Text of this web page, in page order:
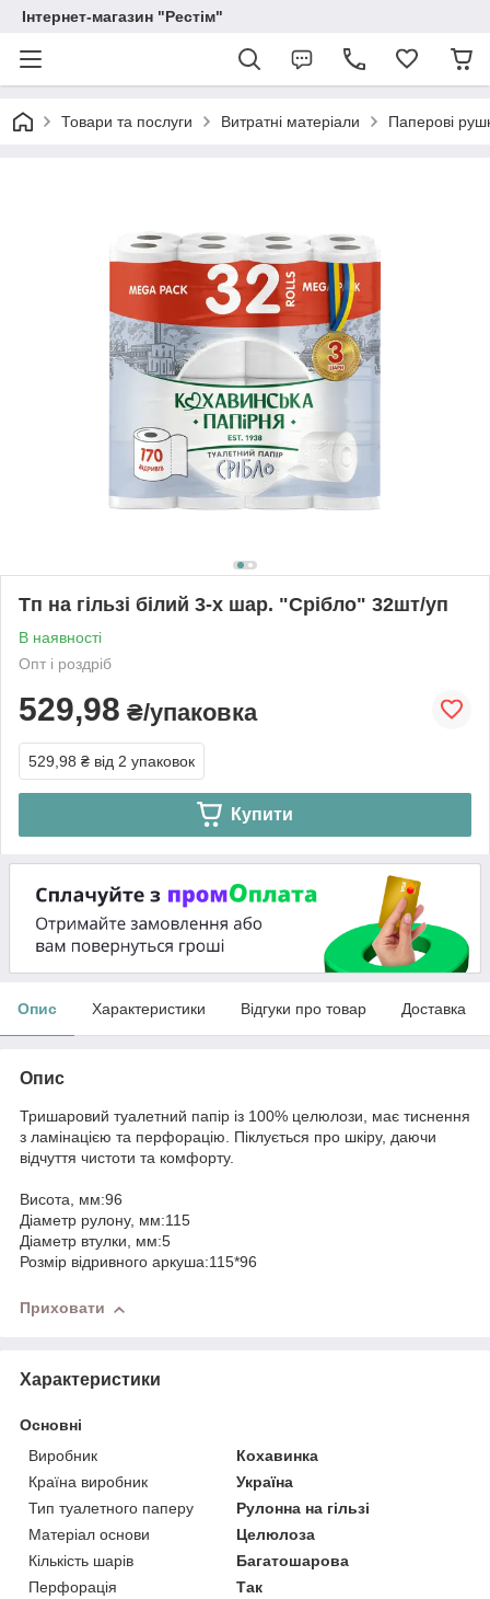
Інтернет-магазин "Рестім"
Товари та послуги Витратні матеріали Паперові
Тп на гільзі білий 3-х шар. "Срібло" 32шт/уп
В наявності
Опт і роздріб
529,98 ₴/упаковка
529,98 ₴ від 2 упаковок
Купити
Опис Характеристики Відгуки про товар Доставка
Опис
Тришаровий туалетний папір із 100% целюлози, має тиснення
з ламінацією та перфорацію. Піклується про шкіру, даючи
відчуття чистоти та комфорту.
Висота, мм:96
Діаметр рулону, мм:115
Діаметр втулки, мм:5
Розмір відривного аркуша:115*96
Приховати
Характеристики
Основні
Виробник
Кохавинка
Країна виробник
Україна
Тип туалетного паперу
Рулонна на гільзі
Матеріал основи
Целюлоза
Кількість шарів
Багатошарова
Перфорація
Так